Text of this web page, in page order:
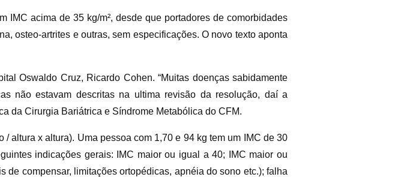
IMC acima de 35 kg/m², desde que portadores de comorbidades
osteo-artrites e outras, sem especificações. O novo texto aponta
Oswaldo Cruz, Ricardo Cohen. “Muitas doenças sabidamente
não estavam descritas na ultima revisão da resolução, daí a
da Cirurgia Bariátrica e Síndrome Metabólica do CFM.
altura x altura). Uma pessoa com 1,70 e 94 kg tem um IMC de 30
indicações gerais: IMC maior ou igual a 40; IMC maior ou
compensar, limitações ortopédicas, apnéia do sono etc.); falha